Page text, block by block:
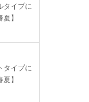
タイプに
】
タイプに
】